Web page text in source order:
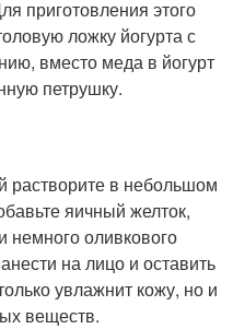
приготовления этого
ложку йогурта с
вместо меда в йогурт
петрушку.
растворите в небольшом
яичный желток,
немного оливкового
на лицо и оставить
увлажнит кожу, но и
веществ.